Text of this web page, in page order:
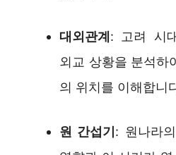
대외관계: 고려 시
외교 상황을 분석하
의 위치를 이해합니
원 간섭기: 원나라